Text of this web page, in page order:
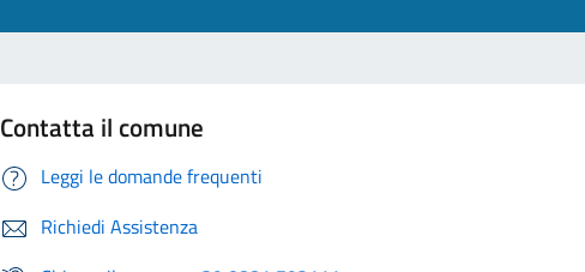
Contatta il comune
Leggi le domande frequenti
Richiedi Assistenza